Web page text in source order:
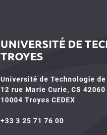
UNIVERSITÉ DE
TROYES
Université de Technologie
12 rue Marie Curie, CS 42060
10004 Troyes CEDEX
+33 3 25 71 76 00